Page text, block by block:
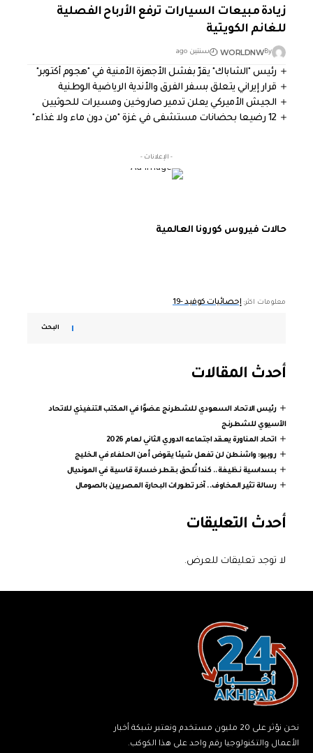
زيادة مبيعات السيارات ترفع الأرباح الفصلية
للغانم الكويتية
By
WORLDNW سنتين ago
رئيس "الشاباك" يقرّ بفشل الأجهزة الأمنية في "هجوم أكتوبر"
قرار إيراني يتعلق بسفر الفرق والأندية الرياضية الوطنية
الجيش الأميركي يعلن تدمير صاروخين ومسيرات للحوثيين
12 رضيعا بحضانات مستشفى في غزة "من دون ماء ولا غذاء"
- الإعلانات -
حالات فيروس كورونا العالمية
معلومات اكثر: إحصائيات كوفيد -19
البحث
أحدث المقالات
رئيس الاتحاد السعودي للشطرنج عضوًا في المكتب التنفيذي للاتحاد
الآسيوي للشطرنج
اتحاد المناورة يعقد اجتماعه الدوري الثاني لعام 2026
روبيو: واشنطن لن تفعل شيئا يقوض أمن الحلفاء في الخليج
بسداسية نظيفة.. كندا تُلحق بقطر خسارة قاسية في المونديال
رسالة تثير المخاوف.. آخر تطورات البحارة المصريين بالصومال
أحدث التعليقات
لا توجد تعليقات للعرض.
نحن نؤثر على 20 مليون مستخدم ونعتبر شبكة أخبار
الأعمال والتكنولوجيا رقم واحد على هذا الكوكب.